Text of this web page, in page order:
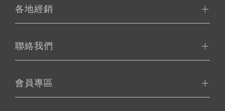
各地經銷
聯絡我們
會員專區